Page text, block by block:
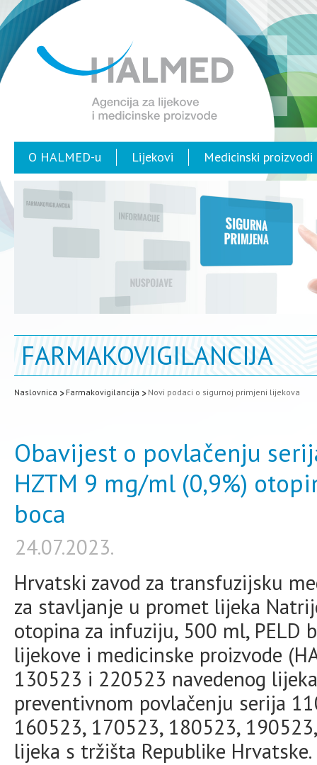
O HALMED-u Lijekovi Medicinski proizvodi
FARMAKOVIGILANCIJA
Naslovnica Farmakovigilancija Novi podaci o sigurnoj primjeni lijekova
Obavijest o povlačenju
HZTM 9 mg/ml (0,9%)
boca
24.07.2023.
Hrvatski zavod za transfuzijsku
za stavljanje u promet lijeka
otopina za infuziju, 500 ml, PELD
lijekove i medicinske proizvode
130523 i 220523 navedenog
preventivnom povlačenju serija
160523, 170523, 180523,
lijeka s tržišta Republike Hrvatske.